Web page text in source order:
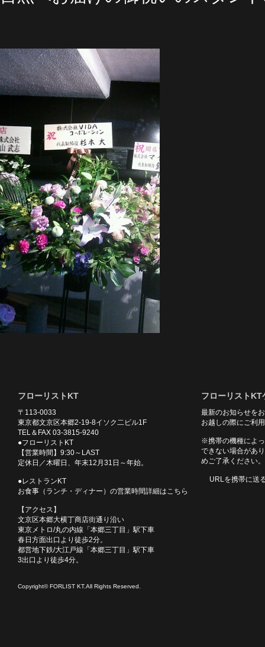
フローリストKT
〒113-0033
東京都文京区本郷2-19-8イソク二ビル1F
TEL＆FAX 03-3815-9240
●フローリストKT
【営業時間】9:30～LAST
定休日／木曜日、年末12月31日～年始。
●レストランKT
お食事（ランチ・ディナー）の営業時間詳細はこちら
【アクセス】
文京区本郷大横丁商店街通り沿い
東京メトロ/丸の内線「本郷三丁目」駅下車
春日方面出口より徒歩2分。
都営地下鉄/大江戸線「本郷三丁目」駅下車
3出口より徒歩4分。
フローリストKT
最新のお知らせを
お越しの際にご利
※携帯の機種によ
できない場合があ
めご了承ください。
URLを携帯に送
Copyright© FORLIST KT.All Rights Reserved.